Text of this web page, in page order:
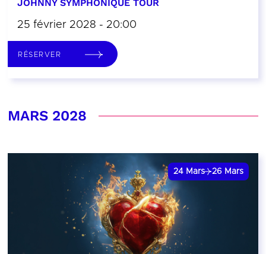
JOHNNY SYMPHONIQUE TOUR
25 février 2028 - 20:00
RÉSERVER
MARS 2028
24 Mars 26 Mars